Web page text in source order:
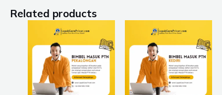
Related products
through
Rp18.240.000
has
multiple
variants.
The
through
has
multiple
variants.
The